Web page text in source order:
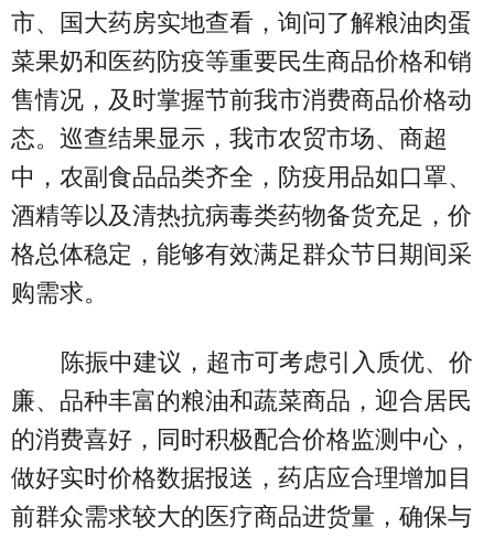
市、国大药房实地查看，询问了解粮油肉蛋
菜果奶和医药防疫等重要民生商品价格和销
售情况，及时掌握节前我市消费商品价格动
态。巡查结果显示，我市农贸市场、商超
中，农副食品品类齐全，防疫用品如口罩、
酒精等以及清热抗病毒类药物备货充足，价
格总体稳定，能够有效满足群众节日期间采
购需求。
陈振中建议，超市可考虑引入质优、价
廉、品种丰富的粮油和蔬菜商品，迎合居民
的消费喜好，同时积极配合价格监测中心，
做好实时价格数据报送，药店应合理增加目
前群众需求较大的医疗商品进货量，确保与